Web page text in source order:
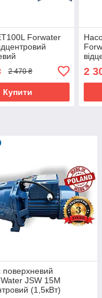
Forwater
2 470 ₴
Купити
2
поверхневий
JSW 15M
(1,5кВт)